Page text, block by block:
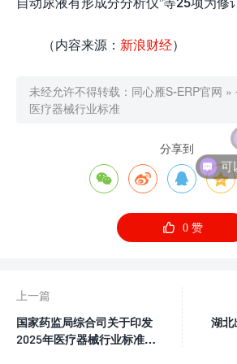
（内容来源： 新浪财经）
未经允许不得转载： 同心雁S-ERP官网 »
医疗器械行业标准
分享到
   
 0赞
上一篇
国家药监局综合司关于印发
2025年医疗器械行业标准制
湖北